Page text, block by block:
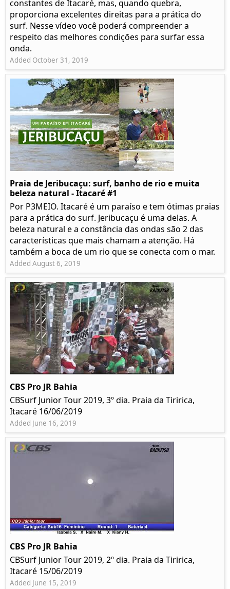
constantes de Itacaré, mas, quando quebra,
proporciona excelentes direitas para a prática do
surf. Nesse vídeo você poderá compreender a
respeito das melhores condições para surfar essa
onda.
Added October 31, 2019
Praia de Jeribucaçu: surf, banho de rio e muita
beleza natural - Itacaré #1
Por P3MEIO. Itacaré é um paraíso e tem ótimas praias
para a prática do surf. Jeribucaçu é uma delas. A
beleza natural e a constância das ondas são 2 das
características que mais chamam a atenção. Há
também a boca de um rio que se conecta com o mar.
Added August 6, 2019
CBS Pro JR Bahia
CBSurf Junior Tour 2019, 3º dia. Praia da Tiririca,
Itacaré 16/06/2019
Added June 16, 2019
CBS Pro JR Bahia
CBSurf Junior Tour 2019, 2º dia. Praia da Tiririca,
Itacaré 15/06/2019
Added June 15, 2019